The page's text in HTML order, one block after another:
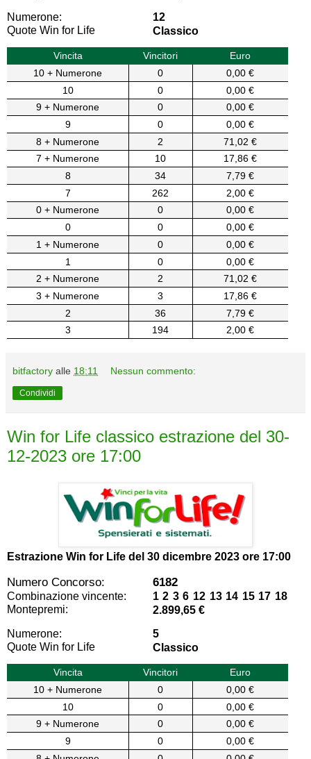
Numerone:
12
Quote Win for Life
Classico
Vincita Vincitori
Euro
10 + Numerone
0
0,00 €
10
0
0,00 €
9 + Numerone
0
0,00 €
9
0
0,00 €
8 + Numerone
2
71,02 €
7 + Numerone
10
17,86 €
8
34
7,79 €
7
262
2,00 €
0 + Numerone
0
0,00 €
0
0
0,00 €
1 + Numerone
0
0,00 €
1
0
0,00 €
2 + Numerone
2
71,02 €
3 + Numerone
3
17,86 €
2
36
7,79 €
3
194 2,00 €
bitfactory alle 18:11 Nessun commento:
Condividi
Win for Life classico estrazione del 30-
12-2023 ore 17:00
Estrazione Win for Life del 30 dicembre 2023 ore 17:00
Numero Concorso: 6182
Combinazione vincente:
1 2 3 6 12 13 14 15 17 18
Montepremi:
2.899,65 €
Numerone:
5
Quote Win for Life
Classico
Vincita Vincitori
Euro
10 + Numerone
0
0,00 €
10
0
0,00 €
9 + Numerone
0
0,00 €
9
0
0,00 €